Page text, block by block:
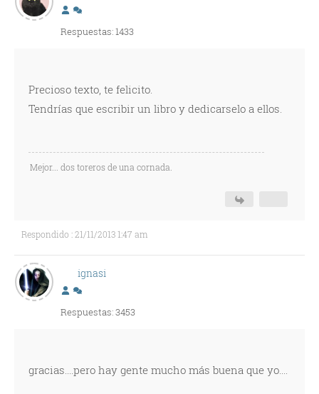
Respuestas: 1433
Precioso texto, te felicito.
Tendrías que escribir un libro y dedicarselo a ellos.
Mejor... dos toreros de una cornada.
Respondido : 21/11/2013 1:47 am
ignasi
Respuestas: 3453
gracias....pero hay gente mucho más buena que yo....